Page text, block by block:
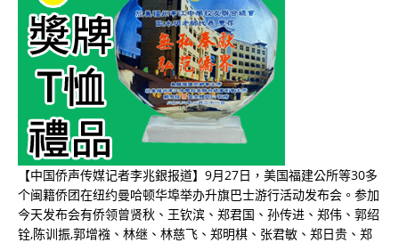
【中国侨声传媒记者李兆銀报道】9月27日，美国福建公所等30多
个闽籍侨团在纽约曼哈顿华埠举办升旗巴士游行活动发布会。参加
今天发布会有侨领曾贤秋、王钦滨、郑君国、孙传进、郑伟、郭绍
铨,陈训振,郭增襁、林继、林慈飞、郑明棋、张君敏、郑日贵、郑